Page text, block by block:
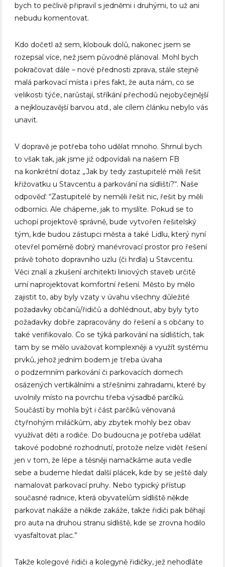
bych to pečlivě připravil s jedněmi i druhými, to už ani
nebudu komentovat.
Kdo dočetl až sem, klobouk dolů, nakonec jsem se
rozepsal více, než jsem původně plánoval. Mohl bych
pokračovat dále – nové přednosti zprava, stále stejně
malá parkovací místa i přes fakt, že auta nám, co se
velikosti týče, narůstají, stříkání přechodů nejobyčejnější
a nejklouzavější barvou atd., ale cílem článku nebylo vás
unavit.
V dopravě je potřeba toho udělat mnoho. Shrnul bych
to však tak, jak jsme již odpovídali na našem FB
na konkrétní dotaz „Jak by tedy zastupitelé měli řešit
křižovatku u Stavcentu a parkování na sídlišti?“. Naše
odpověď: “Zastupitelé by neměli řešit nic, řešit by měli
odborníci. Ale chápeme, jak to myslíte. Pokud se to
uchopí projektově správně, bude vytvořen řešitelský
tým, kde budou zástupci města a také Lidlu, který nyní
otevřel poměrně dobrý manévrovací prostor pro řešení
právě tohoto dopravního uzlu (či hrdla) u Stavcentu.
Věci znalí a zkušení architekti liniových staveb určitě
umí naprojektovat komfortní řešení. Město by mělo
zajistit to, aby byly vzaty v úvahu všechny důležité
požadavky občanů/řidičů a dohlédnout, aby byly tyto
požadavky dobře zapracovány do řešení a s občany to
také verifikovalo. Co se týká parkování na sídlištích, tak
tam by se mělo uvažovat komplexněji a využít systému
prvků, jehož jedním bodem je třeba úvaha
o podzemním parkování či parkovacích domech
osázených vertikálními a střešními zahradami, které by
uvolnily místo na povrchu třeba výsadbě parčíků.
Součástí by mohla být i část parčíků věnovaná
čtyřnohým miláčkům, aby zbytek mohly bez obav
využívat děti a rodiče. Do budoucna je potřeba udělat
takové podobné rozhodnutí, protože nelze vidět řešení
jen v tom, že lépe a těsněji namačkáme auta vedle
sebe a budeme hledat další plácek, kde by se ještě daly
namalovat parkovací pruhy. Nebo typický přístup
současné radnice, která obyvatelům sídliště někde
parkovat nakáže a někde zakáže, takže řidiči pak běhají
pro auta na druhou stranu sídliště, kde se zrovna hodilo
vyasfaltovat plac.”
Takže kolegové řidiči a kolegyně řidičky, jež nehodláte